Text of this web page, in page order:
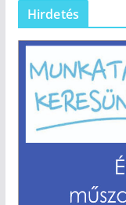
Hirdetés